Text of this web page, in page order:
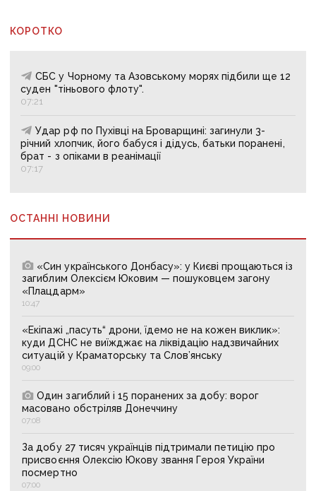
КОРОТКО
СБС у Чорному та Азовському морях підбили ще 12
суден "тіньового флоту".
07:21
Удар рф по Пухівці на Броварщині: загинули 3-
річний хлопчик, його бабуся і дідусь, батьки поранені,
брат - з опіками в реанімації
07:17
ОСТАННІ НОВИНИ
«Син українського Донбасу»: у Києві прощаються із
загиблим Олексієм Юковим — пошуковцем загону
«Плацдарм»
10:47
«Екіпажі „пасуть“ дрони, їдемо не на кожен виклик»:
куди ДСНС не виїжджає на ліквідацію надзвичайних
ситуацій у Краматорську та Слов’янську
09:00
Один загиблий і 15 поранених за добу: ворог
масовано обстріляв Донеччину
07:08
За добу 27 тисяч українців підтримали петицію про
присвоєння Олексію Юкову звання Героя України
посмертно
07:00